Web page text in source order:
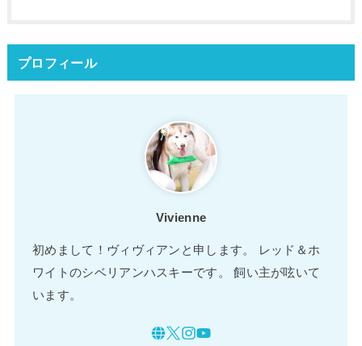
プロフィール
Vivienne
初めまして！ヴィヴィアンと申します。 レッド＆ホ
ワイトのシベリアンハスキーです。 飼い主が呟いて
います。